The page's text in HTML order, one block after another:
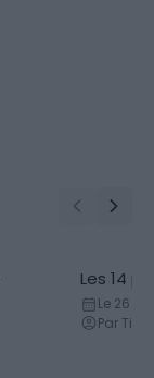
Les 14
Le 26
Par